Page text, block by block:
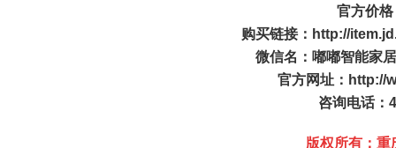
官方价
购买链接：http://
微信名：嘟嘟智能家
官方网址：http://
咨询电话：
版权所有：重